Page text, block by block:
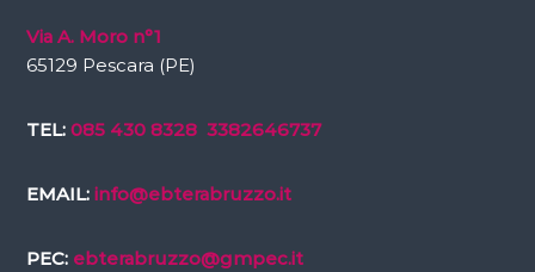
Via A. Moro n°1
65129 Pescara (PE)
TEL: 085 430 8328 3382646737
EMAIL: info@ebterabruzzo.it
PEC: ebterabruzzo@gmpec.it